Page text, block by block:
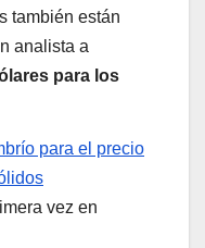
también están
analista a
para los
para el precio
vez en